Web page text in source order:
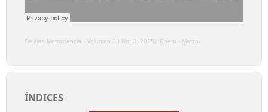
Revista Metrociencia · Volumen 33 Nro 3 (2025), Enero - Marzo
ÍNDICES